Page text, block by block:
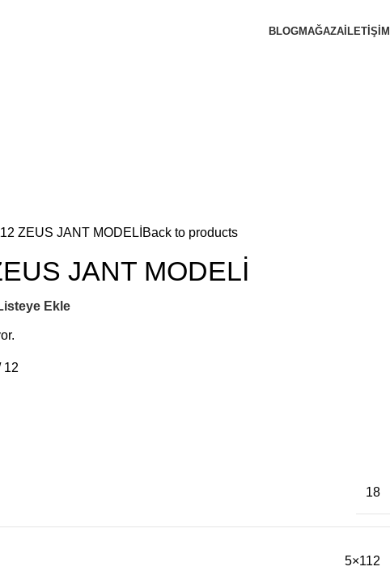
BLOGMAĞAZA İLETIŞIM
ZEUS JANT MODELİ Back to products
JANT MODELİ
Ekle
12
18
5×112